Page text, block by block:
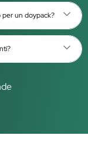
per un doypack?